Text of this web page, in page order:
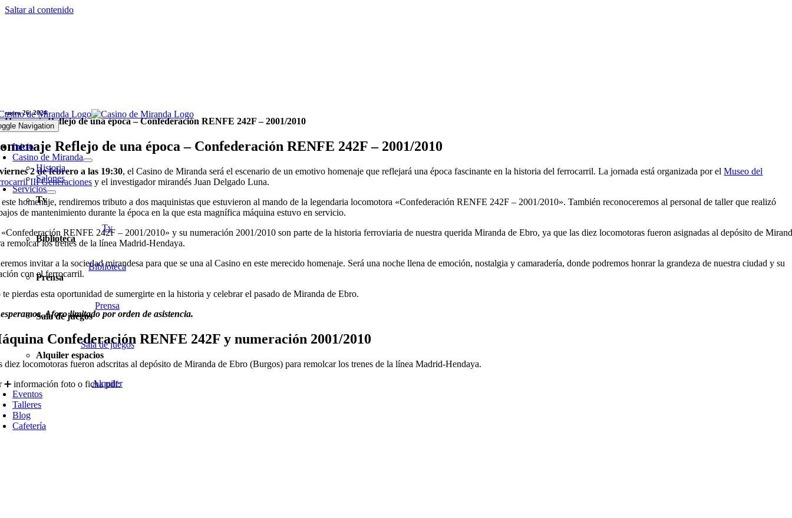
Saltar al contenido
Navigation
Inicio
Casino de Miranda
Historia
Salones
Servicios
Tv
Tv
Biblioteca
Biblioteca
Prensa
Prensa
Sala de juegos
Sala de juegos
Alquiler espacios
Alquiler
Eventos
Talleres
Blog
Cafetería
enero 26, 2024
Homenaje Reflejo de una época – Confederación RENFE 242F – 2001/2010
Reflejo de una época – Confederación RENFE 242F – 2001/2010
2 de febrero a las 19:30, el Casino de Miranda será el escenario de un emotivo homenaje que reflejará una época fascinante en la historia del ferrocarril. La jornada está organizada por elMuseo del
III Generaciones y el investigador mirandés Juan Delgado Luna.
homenaje, rendiremos tributo a dos maquinistas que estuvieron al mando de la legendaria locomotora «Confederación RENFE 242F – 2001/2010». También reconoceremos al personal de taller que realizó
de mantenimiento durante la época en la que esta magnífica máquina estuvo en servicio.
RENFE 242F – 2001/2010» y su numeración 2001/2010 son parte de la historia ferroviaria de nuestra querida Miranda de Ebro, ya que las diez locomotoras fueron asignadas al depósito de
remolcar los trenes de la línea Madrid-Hendaya.
invitar a la sociedad mirandesa para que se una al Casino en este merecido homenaje. Será una noche llena de emoción, nostalgia y camaradería, donde podremos honrar la grandeza de nuestra ciudad y su
con el ferrocarril.
te pierdas esta oportunidad de sumergirte en la historia y celebrar el pasado de Miranda de Ebro.
Aforo limitado por orden de asistencia.
Confederación RENFE 242F y numeración 2001/2010
diez locomotoras fueron adscritas al depósito de Miranda de Ebro (Burgos) para remolcar los trenes de la línea Madrid-Hendaya.
➕ información foto o ficha pdf: